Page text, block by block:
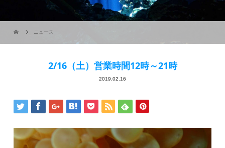
ニュース
2/16（土）営業時間12時～21時
2019.02.16